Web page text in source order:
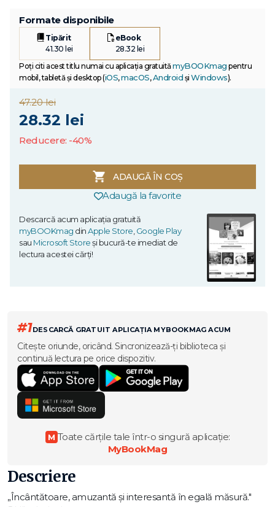
Formate disponibile
Tipărit
41.30 lei
eBook
28.32 lei
Poți citi acest titlu numai cu aplicația gratuitămyBOOKmag pentru
mobil, tabletă și desktop (iOS,macOS,Android și Windows).
47.20 lei
28.32 lei
Reducere: -40%
ADAUGĂ ÎN COȘ
Adaugă la favorite
Descarcă acum aplicația gratuită
myBOOKmag dinApple Store,Google Play
sau Microsoft Storeși bucură-te imediat de
lectura acestei cărți!
#1DESCARCĂ GRATUIT APLICAȚIA MYBOOKMAG ACUM
Citește oriunde, oricând. Sincronizează-ți biblioteca și
continuă lectura pe orice dispozitiv.
M Toate cărțile tale într-o singură aplicație:
MyBookMag
Descriere
„Încântătoare, amuzantă și interesantă în egală măsură."